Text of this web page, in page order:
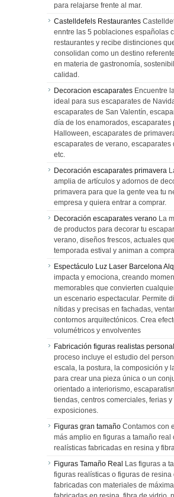
para relajarse frente al mar.
Castelldefels Restaurantes
enntre las 5 poblaciones españolas
restaurantes y recibe distinciones
consolidan como un destino
en materia de gastronomía,
calidad.
Decoracion escaparates Encuentre
ideal para sus escaparates de
escaparates de San Valentín,
día de los enamorados, escaparates
Halloween, escaparates de
escaparates de verano, escaparates
etc.
Decoración escaparates primavera
amplia de artículos y adornos de
primavera para que la gente vea tu
empresa y quiera entrar a comprar.
Decoración escaparates verano La
de productos para decorar tu
verano, diseños frescos, actuales
temporada estival y animan a
Espectáculo Luz Laser Barcelona
impacta y emociona, creando
memorables que convierten
un escenario espectacular. Permite
nítidas y precisas en fachadas,
contornos arquitectónicos. Crea
volumétricos y envolventes
Fabricación figuras realistas
proceso incluye el estudio del
escala, la postura, la composición y
para crear una pieza única o un
orientado a interiorismo,
tiendas, centros comerciales, ferias y
exposiciones.
Figuras gran tamaño Contamos con
más amplio en figuras a tamaño real
realísticas fabricadas en resina y
Figuras Tamaño Real Las figuras a
figuras realísticas o figuras de resina
fabricadas con materiales de